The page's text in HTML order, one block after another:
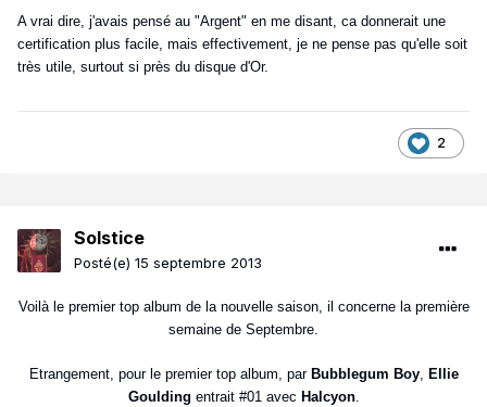
A vrai dire, j'avais pensé au "Argent" en me disant, ca donnerait une
certification plus facile, mais effectivement, je ne pense pas qu'elle soit
très utile, surtout si près du disque d'Or.
2
Solstice
Posté(e) 15 septembre 2013
Voilà le premier top album de la nouvelle saison, il concerne la première
semaine de Septembre.
Etrangement, pour le premier top album, par Bubblegum Boy, Ellie
Goulding entrait #01 avec Halcyon.